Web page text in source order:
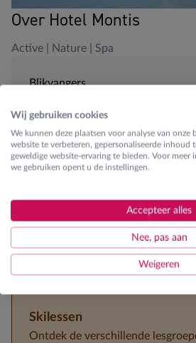
Wij gebruiken cookies
We kunnen deze plaatsen voor analyse van onze
website te verbeteren, gepersonaliseerde inhoud
geweldige website-ervaring te bieden. Voor meer
we gebruiken opent u de instellingen.
Accepteer alles
Nee, pas aan
Weigeren
Over Hotel Montis
Active | Nature | Spa
Blikvangers
200m van dalstation
Hotelshuttle
Spa en wellness aanwezig
Fitness
JOSK kinderanimator tijdens
3/4de pension
Skilessen
Ontdek de verschillende